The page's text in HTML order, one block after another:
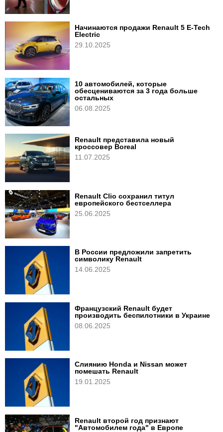
Начинаются продажи Renault 5 E-Tech
Electric
29.10.2025
10 автомобилей, которые
обесцениваются за 3 года больше
остальных
06.08.2025
Renault представила новый
кроссовер Boreal
11.07.2025
Renault Clio сохранил титул
европейского бестселлера
25.06.2025
В России предложили запретить
символику Renault
14.06.2025
Французский Renault будет
производить беспилотники в Украине
08.06.2025
Слиянию Honda и Nissan может
помешать Renault
19.01.2025
Renault второй год признают
"Автомобилем года" в Европе